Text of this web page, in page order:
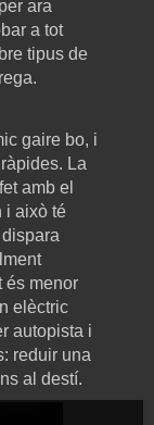
ara
a tot
tipus de
gaire bo, i
La
amb el
i això té
és menor
elèctric
autopista i
reduir una
al destí.